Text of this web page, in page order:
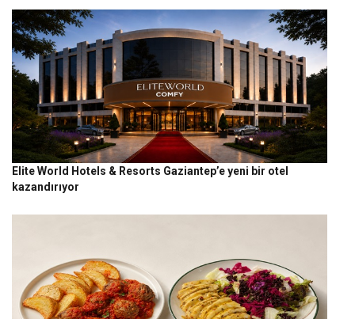
Elite World Hotels & Resorts Gaziantep’e yeni bir otel
kazandırıyor